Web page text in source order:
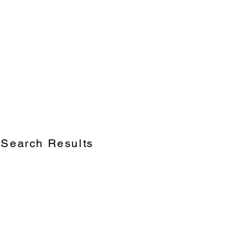
Search Results